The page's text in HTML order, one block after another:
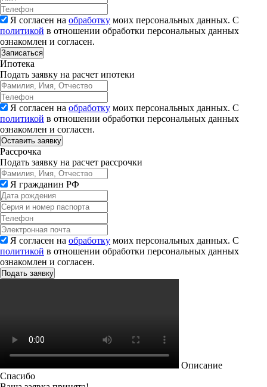
Я согласен на обработку моих персональных данных. С
политикой в отношении обработки персональных данных
ознакомлен и согласен.
Записаться
Ипотека
Подать заявку на расчет ипотеки
Я согласен на обработку моих персональных данных. С
политикой в отношении обработки персональных данных
ознакомлен и согласен.
Рассрочка
Подать заявку на расчет рассрочки
Я гражданин РФ
Я согласен на обработку моих персональных данных. С
политикой в отношении обработки персональных данных
ознакомлен и согласен.
Описание
Спасибо